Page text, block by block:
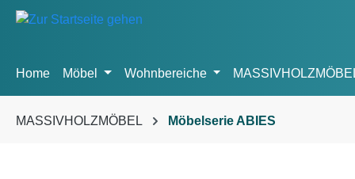
Hauptinhalt springen
Zur Suche springen
Zur Hauptnavigation springen
Home Möbel Wohnbereiche
MASSIVHOLZMÖBEL Möbelserie ABIES